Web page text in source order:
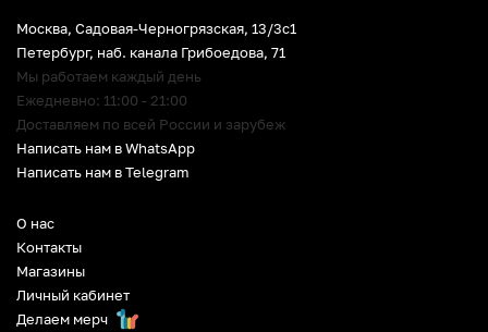
О нас
Контакты
Магазины
Личный кабинет
Делаем мерч
Москва, Садовая-Черногрязская, 13/3c1
Петербург, наб. канала Грибоедова, 71
Мы работаем каждый день
Ежедневно: 11:00 - 21:00
Доставляем по всей России и зарубеж
Написать нам в WhatsApp
Написать нам в Telegram